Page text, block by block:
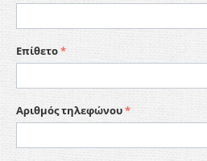
Επίθετο
Αριθμός τηλεφώνου